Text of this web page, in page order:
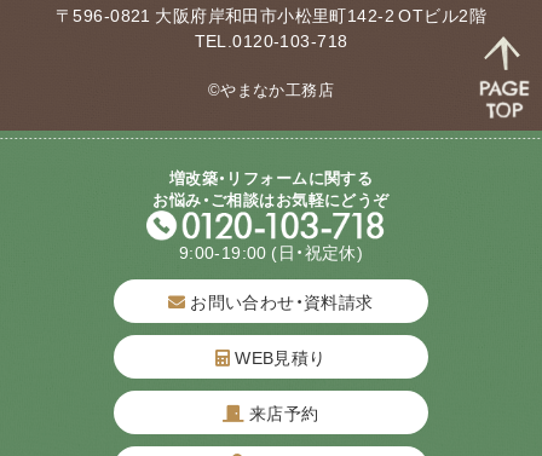
〒596-0821 大阪府岸和田市小松里町142-2 OTビル2階
TEL.0120-103-718
©やまなか工務店
増改築・リフォームに関する
お悩み・ご相談はお気軽にどうぞ
9:00-19:00 (日・祝定休)
お問い合わせ・資料請求
WEB見積り
来店予約